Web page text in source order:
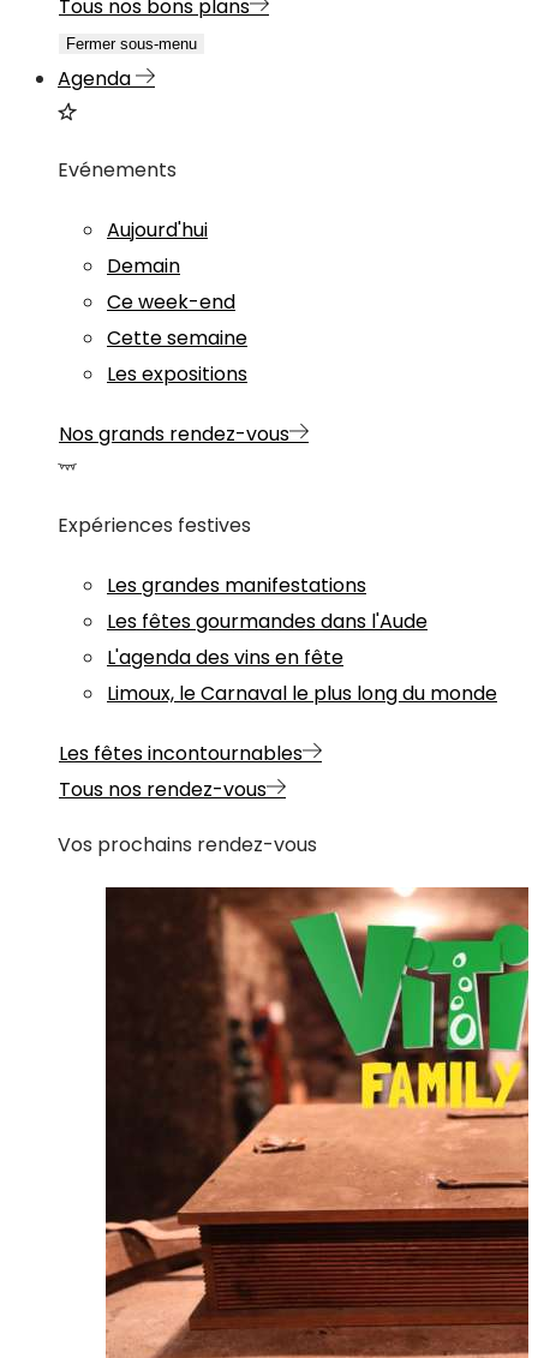
Tous nos bons plans
Fermer sous-menu
Agenda
Evénements
Aujourd'hui
Demain
Ce week-end
Cette semaine
Les expositions
Nos grands rendez-vous
Expériences festives
Les grandes manifestations
Les fêtes gourmandes dans l'Aude
L'agenda des vins en fête
Limoux, le Carnaval le plus long du monde
Les fêtes incontournables
Tous nos rendez-vous
Vos prochains rendez-vous